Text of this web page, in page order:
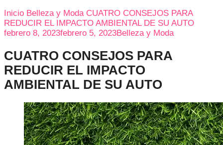
Inicio Belleza y Moda CUATRO CONSEJOS PARA
REDUCIR EL IMPACTO AMBIENTAL DE SU AUTO
febrero 8, 2023febrero 5, 2023Belleza y Moda
CUATRO CONSEJOS PARA
REDUCIR EL IMPACTO
AMBIENTAL DE SU AUTO